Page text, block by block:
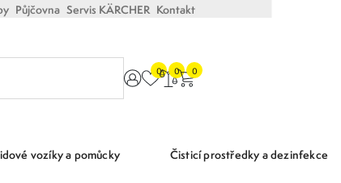
Půjčovna Servis KÄRCHER Kontakt
0 0 0
vozíky a pomůcky Čisticí prostředky a dezinfekce